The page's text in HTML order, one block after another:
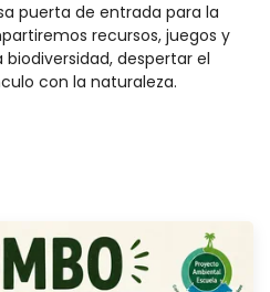
puerta de entrada para la
recursos, juegos y
despertar el
con la naturaleza.